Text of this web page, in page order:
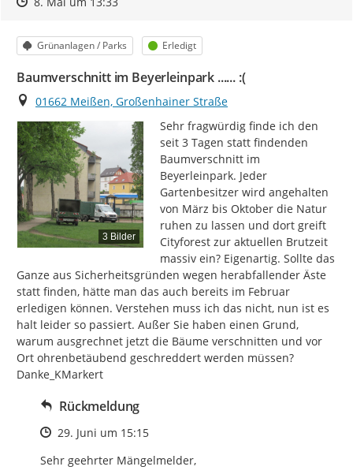
Kategorie
Grünanlagen / Parks Status
Erledigt
Baumverschnitt im Beyerleinpark ...... :(
Ort
01662 Meißen, Großenhainer Straße
3 Bilder
Sehr fragwürdig finde ich den
seit 3 Tagen statt findenden
Baumverschnitt im
Beyerleinpark. Jeder
Gartenbesitzer wird angehalten
von März bis Oktober die Natur
ruhen zu lassen und dort greift
Cityforest zur aktuellen Brutzeit
massiv ein? Eigenartig. Sollte das
Ganze aus Sicherheitsgründen wegen herabfallender Äste
statt finden, hätte man das auch bereits im Februar
erledigen können. Verstehen muss ich das nicht, nun ist es
halt leider so passiert. Außer Sie haben einen Grund,
warum ausgrechnet jetzt die Bäume verschnitten und vor
Ort ohrenbetäubend geschreddert werden müssen?
Danke_KMarkert
Rückmeldung
Zeitpunkt des Erstellens
29. Juni um 15:15
Sehr geehrter Mängelmelder,